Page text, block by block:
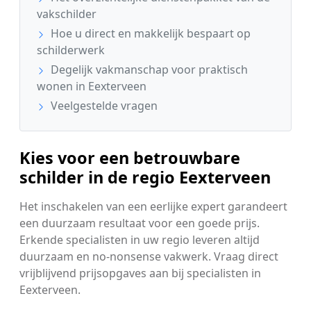
vakschilder
Hoe u direct en makkelijk bespaart op
schilderwerk
Degelijk vakmanschap voor praktisch
wonen in Eexterveen
Veelgestelde vragen
Kies voor een betrouwbare
schilder in de regio Eexterveen
Het inschakelen van een eerlijke expert garandeert
een duurzaam resultaat voor een goede prijs.
Erkende specialisten in uw regio leveren altijd
duurzaam en no-nonsense vakwerk. Vraag direct
vrijblijvend prijsopgaves aan bij specialisten in
Eexterveen.